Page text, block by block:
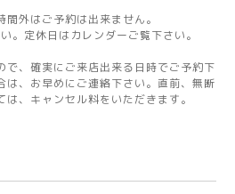
外はご予約は出来ません。
。定休日はカレンダーご覧下さい。
、確実にご来店出来る日時でご予約下
は、お早めにご連絡下さい。直前、無断
、キャンセル料をいただきます。